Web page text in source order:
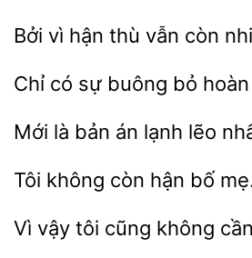
Bởi hận thù vẫn
Chỉ bỏ
Mới là án
không còn
vậy cũng không cần